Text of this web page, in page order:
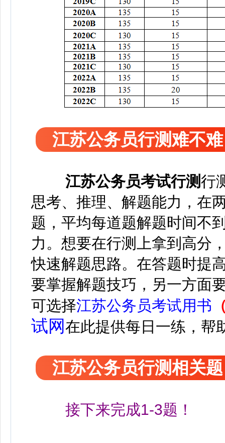
江苏公务员行测难不
江苏公务员考试行测行
思考、推理、解题能力，在
题，平均每道题解题时间不
力。想要在行测上拿到高分
快速解题思路。在答题时提
要掌握解题技巧，另一方面
可选择江苏公务员考试用书
试网在此提供每日一练，帮
江苏公务员行测相关
接下来完成1-3题！